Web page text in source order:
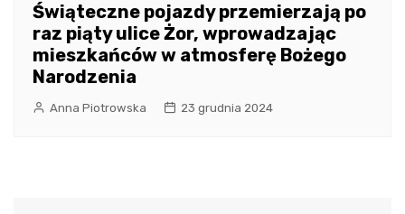
Świąteczne pojazdy przemierzają po
raz piąty ulice Żor, wprowadzając
mieszkańców w atmosferę Bożego
Narodzenia
Anna Piotrowska 23 grudnia 2024